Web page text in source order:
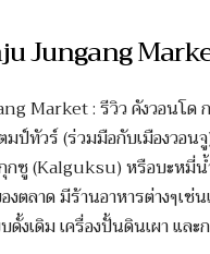
Jungang
Market : รีวิว คังวอนโ
ทัวร์ (ร่วมมือกับเมืองวอน
กซู (Kalguksu) หรือบะห
ลาด มีร้านอาหารต่างๆเช่
งเดิม เครื่องปั้นดินเผา แล